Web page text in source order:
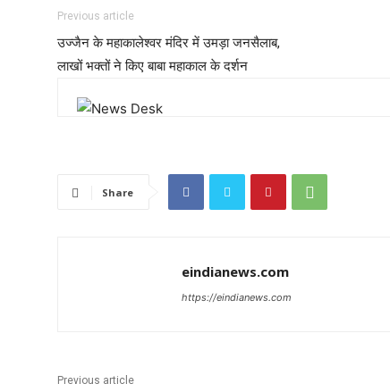
Previous article
उज्जैन के महाकालेश्वर मंदिर में उमड़ा जनसैलाब,
लाखों भक्तों ने किए बाबा महाकाल के दर्शन
Share
eindianews.com
https://eindianews.com
Previous article